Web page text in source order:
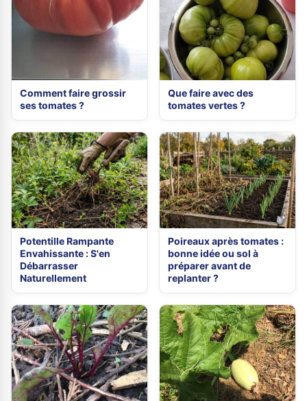
Comment faire grossir
ses tomates ?
Que faire avec des
tomates vertes ?
Potentille Rampante
Envahissante : S'en
Débarrasser
Naturellement
Poireaux après tomates :
bonne idée ou sol à
préparer avant de
replanter ?